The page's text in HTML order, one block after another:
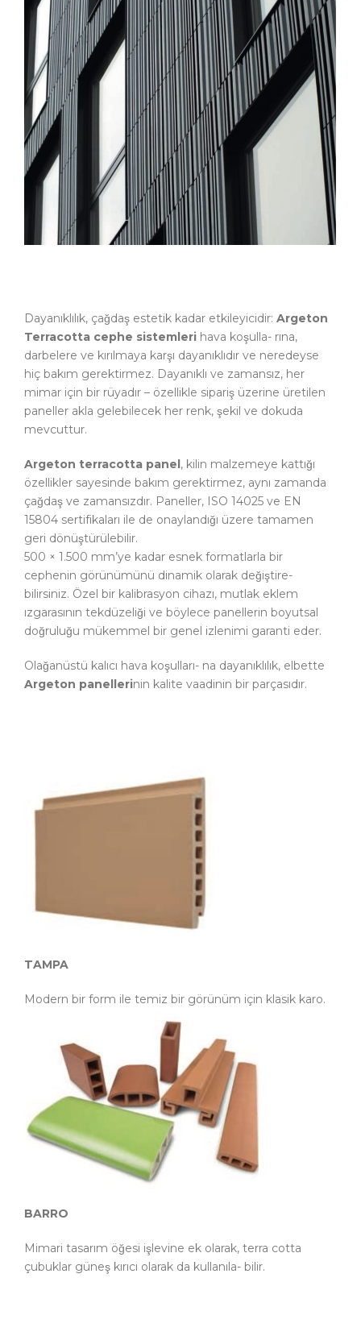
Dayanıklılık, çağdaş estetik kadar etkileyicidir: Argeton
Terracotta cephe sistemleri hava koşulla- rına,
darbelere ve kırılmaya karşı dayanıklıdır ve neredeyse
hiç bakım gerektirmez. Dayanıklı ve zamansız, her
mimar için bir rüyadır – özellikle sipariş üzerine üretilen
paneller akla gelebilecek her renk, şekil ve dokuda
mevcuttur.
Argeton terracotta panel, kilin malzemeye kattığı
özellikler sayesinde bakım gerektirmez, aynı zamanda
çağdaş ve zamansızdır. Paneller, ISO 14025 ve EN
15804 sertifikaları ile de onaylandığı üzere tamamen
geri dönüştürülebilir.
500 × 1.500 mm’ye kadar esnek formatlarla bir
cephenin görünümünü dinamik olarak değiştire-
bilirsiniz. Özel bir kalibrasyon cihazı, mutlak eklem
ızgarasının tekdüzeliği ve böylece panellerin boyutsal
doğruluğu mükemmel bir genel izlenimi garanti eder.
Olağanüstü kalıcı hava koşulları- na dayanıklılık, elbette
Argeton panellerinin kalite vaadinin bir parçasıdır.
TAMPA
Modern bir form ile temiz bir görünüm için klasik karo.
BARRO
Mimari tasarım öğesi işlevine ek olarak, terra cotta
çubuklar güneş kırıcı olarak da kullanıla- bilir.